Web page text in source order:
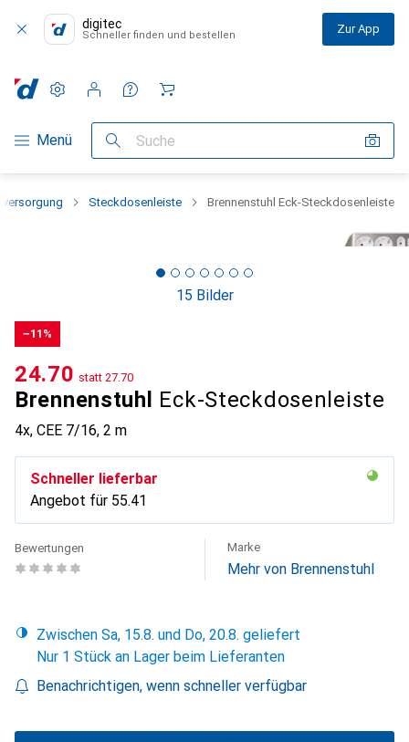
digitec
Schneller finden und bestellen Zur App
Navigation nach Kategorien
Menü Suche
Einstellungen
Kundenkonto
Vergleichslisten
Merklisten
Warenkorb
Steckdosenleiste Brennenstuhl Eck-Steckdosenleiste
15 Bilder
−11%
Brennenstuhl Eck-Steckdosenleiste
4x, CEE 7/16, 2 m
CHF
24.70 statt CHF
27.70
Schneller lieferbar
Angebot für CHF
55.41
Bewertungen Marke
Mehr von Brennenstuhl
Zwischen Sa, 15.8. und Do, 20.8. geliefert
Nur 1 Stück an Lager beim Lieferanten
Benachrichtigen, wenn schneller verfügbar